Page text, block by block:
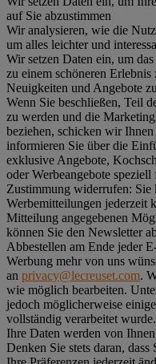
auf Sie abzustimmen
Wir analysieren, wie die
um alles leichter und
Wir setzen Daten ein, um
zu einem schöneren
Neuigkeiten und Angebote
Wenn Sie beschließen, Teil
zu werden und die
beziehen, schicken wir
informieren Sie über die
exklusive Angebote,
oder Werbeangebote
Zustimmung widerrufen: Sie
Werbemitteilungen jederzeit
Mitteilung angegebenen
können Sie den Newsletter
Abbestellen am Ende jeder
Werbung mehr von uns
an privacy@lecreuset.com.
wie möglich bearbeiten.
jedoch möglicherweise
vollständig verarbeitet wurde.
Ihre Daten werden von
Denken Sie stets daran,